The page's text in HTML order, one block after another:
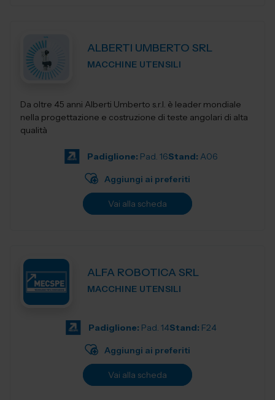
ALBERTI UMBERTO SRL
MACCHINE UTENSILI
Da oltre 45 anni Alberti Umberto s.r.l. è leader mondiale
nella progettazione e costruzione di teste angolari di alta
qualità
Padiglione: Pad. 16Stand: A06
Aggiungi ai preferiti
Vai alla scheda
ALFA ROBOTICA SRL
MACCHINE UTENSILI
Padiglione: Pad. 14Stand: F24
Aggiungi ai preferiti
Vai alla scheda